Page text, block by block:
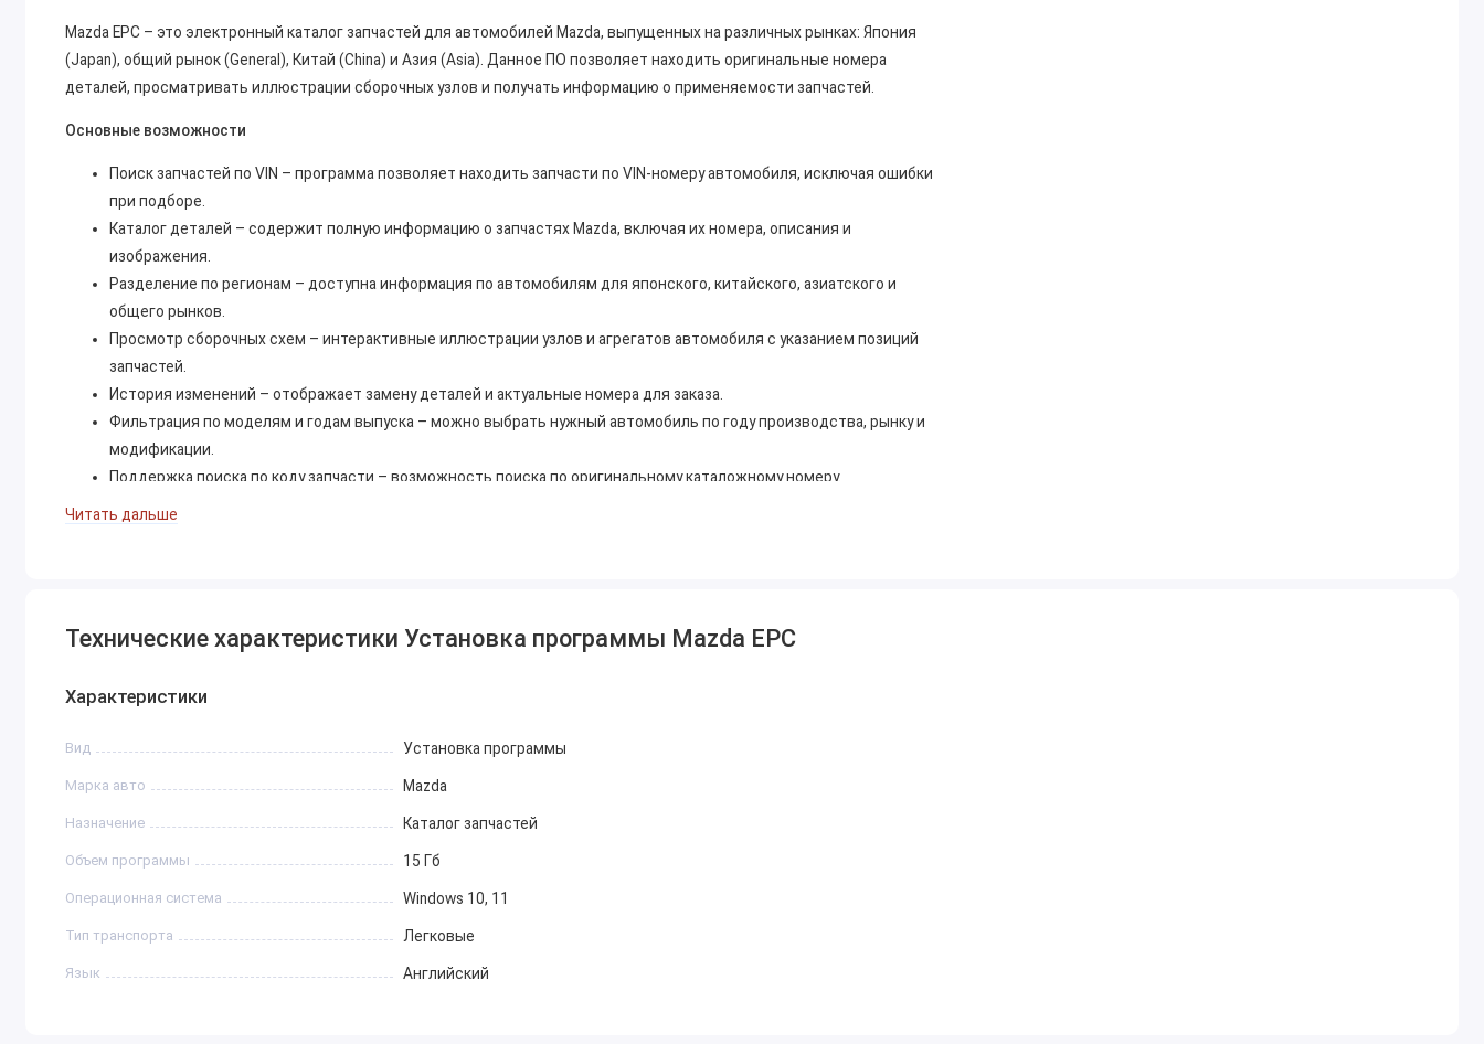
Mazda EPC – это электронный каталог запчастей для автомобилей Mazda, выпущенных на различных рынках: Япония
(Japan), общий рынок (General), Китай (China) и Азия (Asia). Данное ПО позволяет находить оригинальные номера
деталей, просматривать иллюстрации сборочных узлов и получать информацию о применяемости запчастей.
Основные возможности
Поиск запчастей по VIN – программа позволяет находить запчасти по VIN-номеру автомобиля, исключая ошибки
при подборе.
Каталог деталей – содержит полную информацию о запчастях Mazda, включая их номера, описания и
изображения.
Разделение по регионам – доступна информация по автомобилям для японского, китайского, азиатского и
общего рынков.
Просмотр сборочных схем – интерактивные иллюстрации узлов и агрегатов автомобиля с указанием позиций
запчастей.
История изменений – отображает замену деталей и актуальные номера для заказа.
Фильтрация по моделям и годам выпуска – можно выбрать нужный автомобиль по году производства, рынку и
модификации.
Поддержка поиска по коду запчасти – возможность поиска по оригинальному каталожному номеру.
Примеры техники, охваченной программой
Mazda 3 (Axela)
Mazda MX-5 (Miata)
Кроссоверы и внедорожники:
Mazda CX-3
Mazda CX-9
Коммерческий транспорт:
Mazda Bongo
Читать дальше
Технические характеристики Установка программы Mazda EPC
Характеристики
Вид Установка программы
Марка авто Mazda
Назначение Каталог запчастей
Объем программы 15 Гб
Операционная система Windows 10, 11
Тип транспорта Легковые
Язык Английский